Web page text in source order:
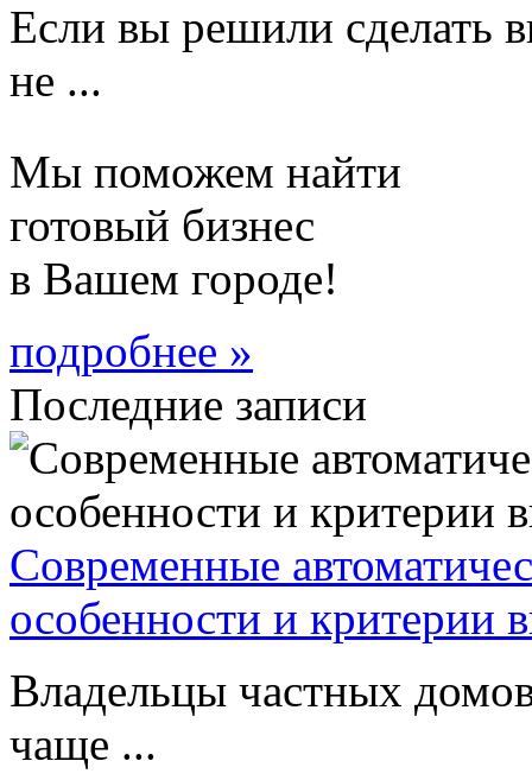
Если вы решили сделать
не ...
Мы поможем найти
готовый бизнес
в Вашем городе!
подробнее »
Последние записи
Современные
особенности и критерии
Владельцы частных
чаще ...